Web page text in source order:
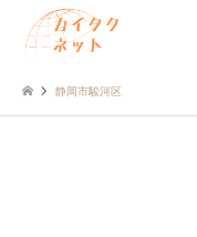
静岡市駿河区